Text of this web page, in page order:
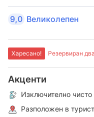
9,0 Великолепен
Харесано! Резервиран
Акценти
Изключително чисто
Разположен в